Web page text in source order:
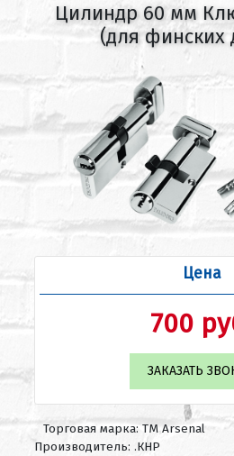
Цилиндр 60 мм
(для финских
Цена
700
ЗАКАЗАТЬ
Торговая марка: ТМ Arsenal
Производитель: .КНР